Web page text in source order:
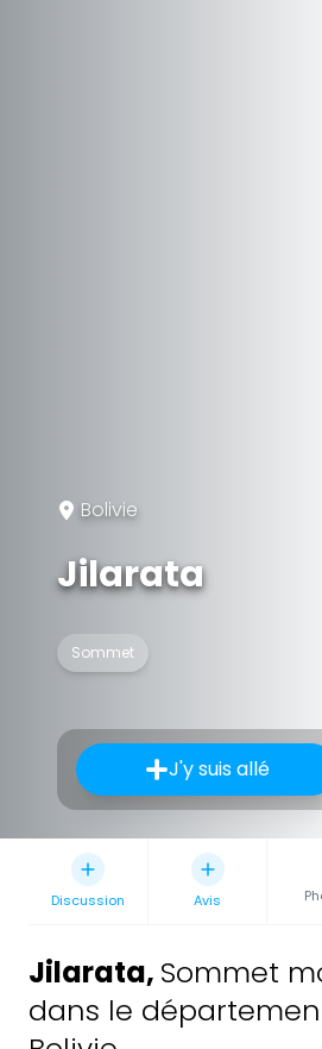
Bolivie
Jilarata
Sommet
J'y suis allé
Discussion Avis
Jilarata, Sommet
dans le